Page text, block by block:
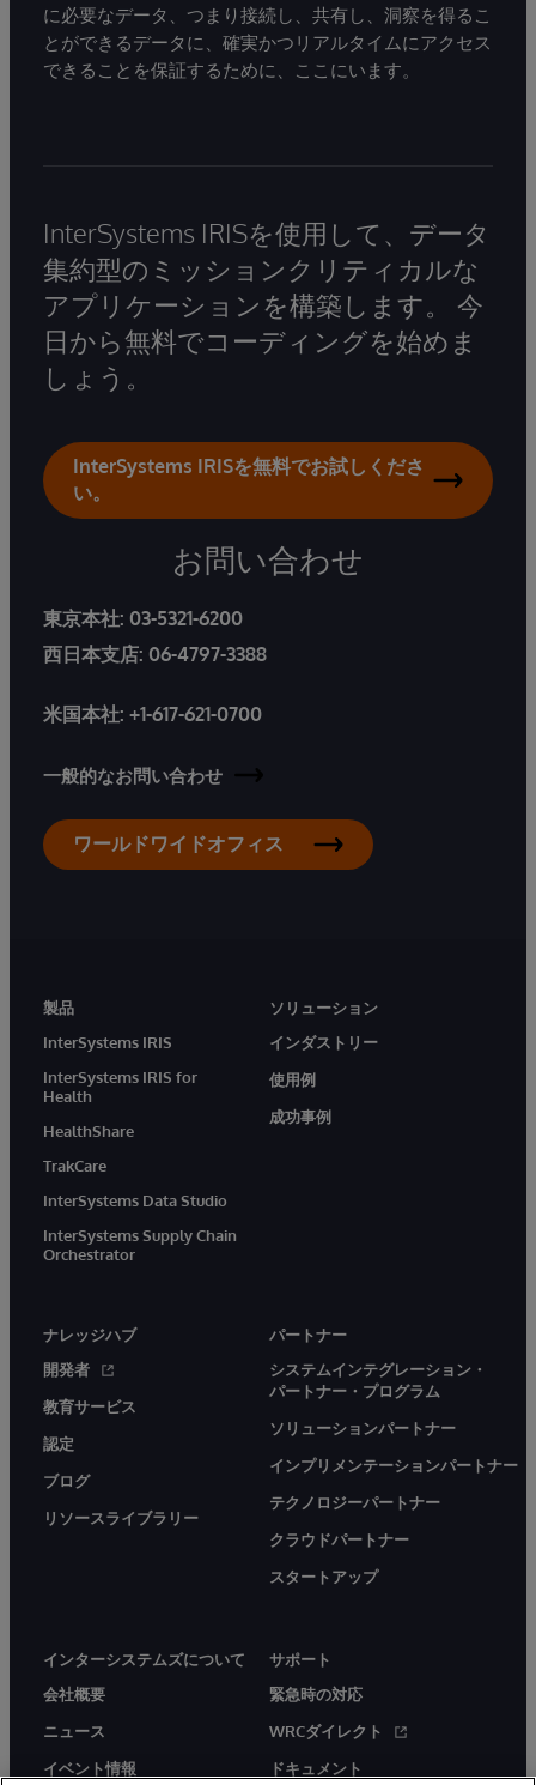
に必要なデータ、つまり接続し、共有し、洞察を得るこ
とができるデータに、確実かつリアルタイムにアクセス
できることを保証するために、ここにいます。
InterSystems IRISを使用して、データ
集約型のミッションクリティカルな
アプリケーションを構築します。 今
日から無料でコーディングを始めま
しょう。
InterSystems IRISを無料でお試しくださ
い。
お問い合わせ
東京本社: 03-5321-6200
西日本支店: 06-4797-3388
米国本社: +1-617-621-0700
一般的なお問い合わせ
ワールドワイドオフィス
製品
InterSystems IRIS
InterSystems IRIS for
Health
HealthShare
TrakCare
InterSystems Data Studio
InterSystems Supply Chain
Orchestrator
ソリューション
インダストリー
使用例
成功事例
ナレッジハブ
開発者
教育サービス
認定
ブログ
リソースライブラリー
パートナー
システムインテグレーション・
パートナー・プログラム
ソリューションパートナー
インプリメンテーションパートナー
テクノロジーパートナー
クラウドパートナー
スタートアップ
インターシステムズについて
会社概要
ニュース
イベント情報
サポート
緊急時の対応
WRCダイレクト
ドキュメント